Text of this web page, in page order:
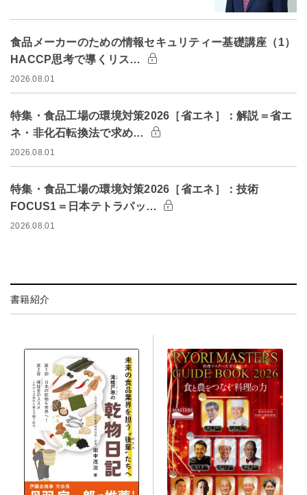
食品メーカーのための情報セキュリティー基礎講座（1）
HACCP思考で導くリス…
2026.08.01
特集・食品工場の環境対策2026［省エネ］：解説＝省エ
ネ・非化石転換法で求め…
2026.08.01
特集・食品工場の環境対策2026［省エネ］：技術
FOCUS1＝日本テトラパッ…
2026.08.01
書籍紹介